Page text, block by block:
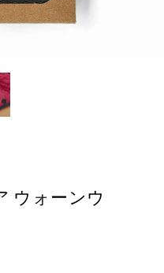
ウォーンウ